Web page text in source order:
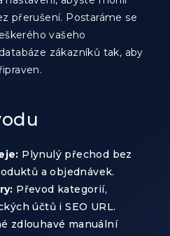
přerušení. Postaráme se
vašeho
zákazníků tak, aby
Plynulý přechod bez
a objednávek.
Převod kategorií,
účtů i SEO URL.
zdlouhavé manuální